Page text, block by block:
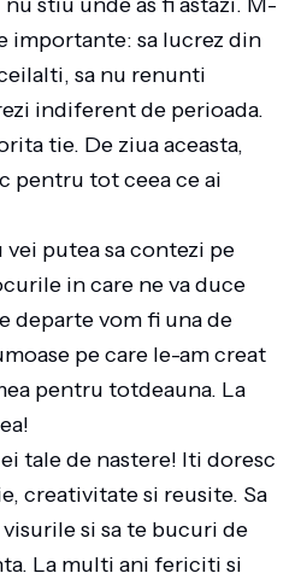
importante: sa lucrez din
sa nu renunti
indiferent de perioada.
tie. De ziua aceasta,
pentru tot ceea ce ai
vei putea sa contezi pe
in care ne va duce
departe vom fi una de
pe care le-am creat
pentru totdeauna. La
tale de nastere! Iti doresc
creativitate si reusite. Sa
si sa te bucuri de
La multi ani fericiti si